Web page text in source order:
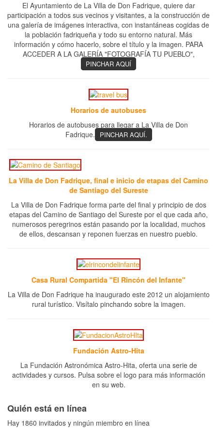
El Ayuntamiento de La Villa de Don Fadrique, quiere dar
participación a todos sus vecinos y visitantes, a la construcción de
una galería de imágenes interactiva, con instantáneas cogidas de
la población fadriqueña y todo su entorno natural. Más
información y cómo hacerlo, sobre el título y la imagen. PARA
ACCEDER A LA GALERÍA "FOTOGRAFÍA TU PUEBLO",
PINCHAR AQUÍ
Horarios de autobuses
Horarios de autobuses para llegar a La Villa de Don
Fadrique.
PINCHAR AQUÍ.
La Villa de Don Fadrique, final e inicio de etapas del Camino
de Santiago del Sureste
La Villa de Don Fadrique forma parte del final y principio de dos
etapas del Camino de Santiago del Sureste por el que cada año,
numerosos peregrinos están pasando por la localidad, muchos
de ellos, descansan y reponen fuerzas en nuestro pueblo.
Casa Rural Compartida "El Rincón del Infante"
La Villa de Don Fadrique ha inaugurado este 2012 un alojamiento
rural turístico. Visítalo pinchando sobre la imagen.
Fundación Astro-Hita
La Fundación Astronómica Astro-Hita, oferta una serie de
actividades y cursos. Pulsa sobre el logo para más información
en su web.
Quién está en línea
Hay 1860 invitados y ningún miembro en línea